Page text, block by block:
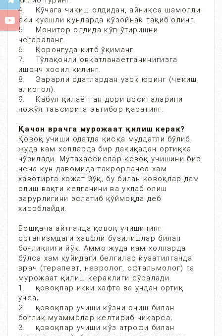
4. Кўчага чиқиш олдидан, айниқса шамолли
ёки қуёшли кунларда кўзойнак тақиб олинг.
5. Монитор олдида кўп ўтиришни
чегараланг.
6. Қоронғуда китб ўқиманг.
7. Тўлақонли овқатланаётганинигизга
ишонч хосил қилинг.
8. Зарарли одатлардан узоқ юринг (чекиш,
алкогол).
9. Қабул қилаётган дори воситаларини
ножўя таъсирига эътибор қаратинг.
Қачон врачга мурожаат қилиш керак?
Қовоқ учиши одатда қисқа муддатли бўлиб,
жуда кам холларда бир дақиқадан ортиққа
чўзилади. Мутахассислар қовоқ учишини бир
неча кун давомида такрорланса хам
хавотирга хожат йўқ, бу билан қовоқлар дам
олиш вақти келганини ва ухлаб олиш
зарурлигини эслатиб қўймоқда деб
хисоблайди.
Бошқача айтганда қовоқ учишининг
организмдаги хавфли бузилишлар билан
боғлиқлиги йўқ. Аммо жуда кам холларда
бўлса хам қуйидаги белгилар кузатилганда
врач (терапевт, невролог, офтальмолог) га
мурожаат қилиш кераклиги сўралади.
1. қовоқлар икки хафта ва ундан ортиқ
учса;
2. қовоқлар учиши кўзни очиш билан
боғлиқ муаммолар келтириб чиқарса;
3. қовоқлар учиши кўз атрофи билан